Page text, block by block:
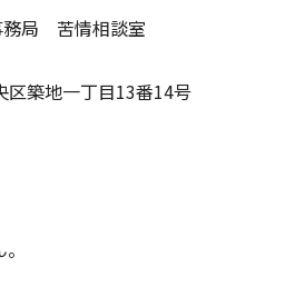
務局 苦情相談室
築地一丁目13番14号